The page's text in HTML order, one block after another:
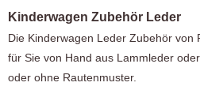
Kinderwagen Zubehör Leder
Die Kinderwagen Leder Zubehör von
für Sie von Hand aus Lammleder
oder ohne Rautenmuster.